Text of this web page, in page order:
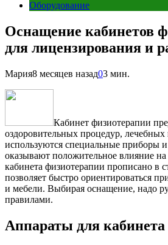
Оборудование
Оснащение кабинетов
для лицензирования и
Мария8 месяцев назад03 мин.
Кабинет физиотерапии
оздоровительных процедур,
используются специальные приборы
оказывают положительное влияние
кабинета физиотерапии прописано в
позволяет быстро ориентироваться
и мебели. Выбирая оснащение, надо
правилами.
Аппараты для